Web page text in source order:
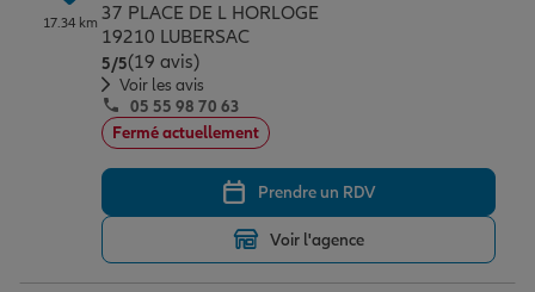
Investissements immobiliers
Transmission
Changer de voiture
Départ à la retraite
Préparer l’avenir
Assurance auto
Assurance habitation
Le Pack Famille
Professionnels
Allianz en France
17.34 km 37 PLACE DE L HORLOGE
19210 LUBERSAC
5/5Note de 5 sur 5
(19 avis)
Voir les avis
05 55 98 70 63
Fermé actuellement
Prendre un RDV
Voir l'agence